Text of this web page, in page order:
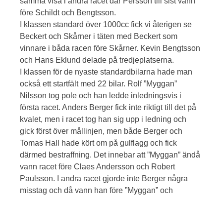
före Schildt och Bengtsson.
I klassen standard över 1000cc fick vi återigen se
Beckert och Skårner i täten med Beckert som
vinnare i båda racen före Skårner. Kevin Bengtsson
och Hans Eklund delade på tredjeplatserna.
I klassen för de nyaste standardbilarna hade man
också ett startfält med 22 bilar. Rolf ”Myggan”
Nilsson tog pole och han ledde inledningsvis i
första racet. Anders Berger fick inte riktigt till det på
kvalet, men i racet tog han sig upp i ledning och
gick först över mållinjen, men både Berger och
Tomas Hall hade kört om på gulflagg och fick
därmed bestraffning. Det innebar att ”Myggan” ändå
vann racet före Claes Andersson och Robert
Paulsson. I andra racet gjorde inte Berger några
misstag och då vann han före ”Myggan” och